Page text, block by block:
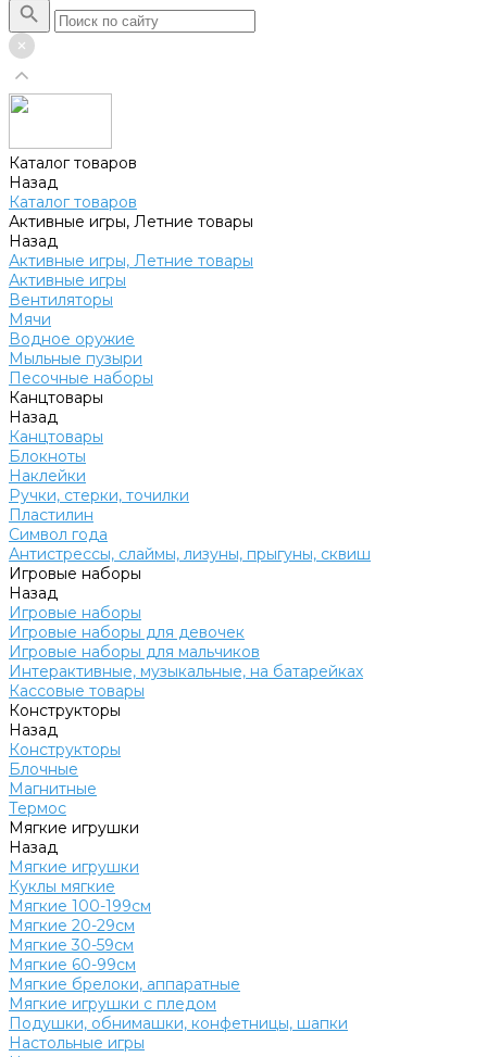
Каталог товаров
Назад
Каталог товаров
Активные игры, Летние товары
Назад
Активные игры, Летние товары
Активные игры
Вентиляторы
Мячи
Водное оружие
Мыльные пузыри
Песочные наборы
Канцтовары
Назад
Канцтовары
Блокноты
Наклейки
Ручки, стерки, точилки
Пластилин
Символ года
Антистрессы, слаймы, лизуны, прыгуны, сквиш
Игровые наборы
Назад
Игровые наборы
Игровые наборы для девочек
Игровые наборы для мальчиков
Интерактивные, музыкальные, на батарейках
Кассовые товары
Конструкторы
Назад
Конструкторы
Блочные
Магнитные
Термос
Мягкие игрушки
Назад
Мягкие игрушки
Куклы мягкие
Мягкие 100-199см
Мягкие 20-29см
Мягкие 30-59см
Мягкие 60-99см
Мягкие брелоки, аппаратные
Мягкие игрушки с пледом
Подушки, обнимашки, конфетницы, шапки
Настольные игры